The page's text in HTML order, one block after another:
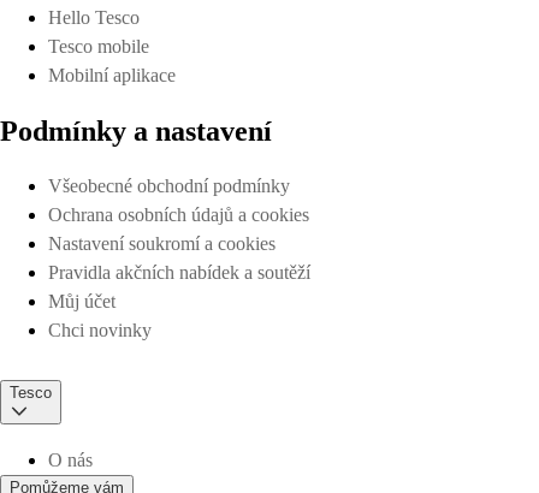
Hello Tesco
Tesco mobile
Mobilní aplikace
Podmínky a nastavení
Všeobecné obchodní podmínky
Ochrana osobních údajů a cookies
Nastavení soukromí a cookies
Pravidla akčních nabídek a soutěží
Můj účet
Chci novinky
Tesco
O nás
Pomůžeme vám